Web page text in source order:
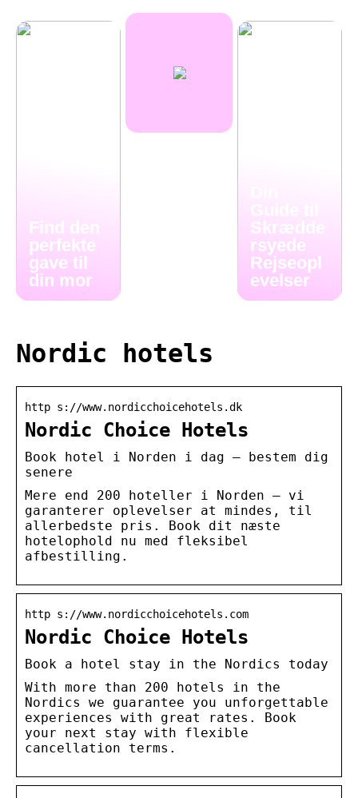
Find den
perfekte
gave til
din mor
Guide til
Skrædde
rsyede
Rejseopl
evelser
Nordic hotels
http s://www.nordicchoicehotels.dk
Nordic Choice Hotels
Book hotel i Norden i dag – bestem dig
senere
Mere end 200 hoteller i Norden – vi
garanterer oplevelser at mindes, til
allerbedste pris. Book dit næste
hotelophold nu med fleksibel
afbestilling.
http s://www.nordicchoicehotels.com
Nordic Choice Hotels
Book a hotel stay in the Nordics today
With more than 200 hotels in the
Nordics we guarantee you unforgettable
experiences with great rates. Book
your next stay with flexible
cancellation terms.